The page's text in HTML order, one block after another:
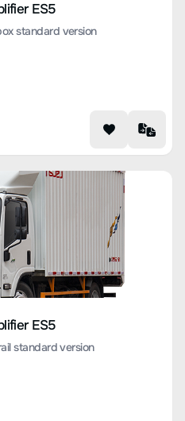
ES5
standard version
ES5
standard version